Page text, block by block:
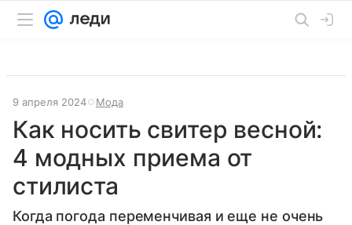
9 апреля 2024 Мода
Как носить свитер весной:
4 модных приема от
стилиста
Когда погода переменчивая и еще не очень